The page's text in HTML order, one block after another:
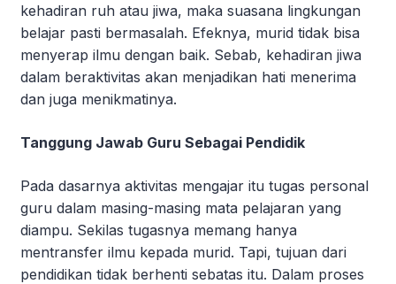
kehadiran ruh atau jiwa, maka suasana lingkungan
belajar pasti bermasalah. Efeknya, murid tidak bisa
menyerap ilmu dengan baik. Sebab, kehadiran jiwa
dalam beraktivitas akan menjadikan hati menerima
dan juga menikmatinya.
Tanggung Jawab Guru Sebagai Pendidik
Pada dasarnya aktivitas mengajar itu tugas personal
guru dalam masing-masing mata pelajaran yang
diampu. Sekilas tugasnya memang hanya
mentransfer ilmu kepada murid. Tapi, tujuan dari
pendidikan tidak berhenti sebatas itu. Dalam proses